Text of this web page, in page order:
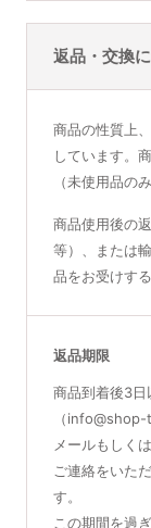
返品・交換
商品の性質上
しています。
（未使用品の
商品使用後の
等）、または
品をお受けす
返品期限
商品到着後3日
（info@shop-
メールもしく
ご連絡をいた
す。
この期間を過